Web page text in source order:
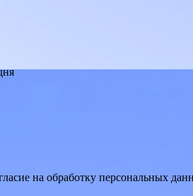
на обработку персональных